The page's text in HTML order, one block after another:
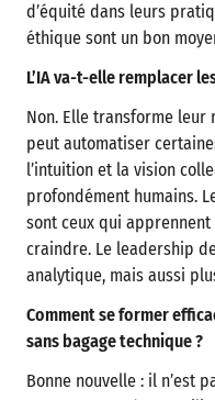
d’équité dans leurs
éthique sont un bon
L’IA va-t-elle remplacer
Non. Elle transforme leur
peut automatiser
l’intuition et la vision
profondément humains.
sont ceux qui apprennent
craindre. Le leadership
analytique, mais aussi
Comment se former
sans bagage technique ?
Bonne nouvelle : il n’est